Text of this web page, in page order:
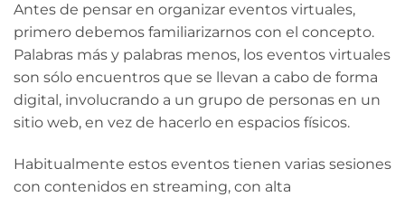
Antes de pensar en organizar eventos virtuales,
primero debemos familiarizarnos con el concepto.
Palabras más y palabras menos, los eventos virtuales
son sólo encuentros que se llevan a cabo de forma
digital, involucrando a un grupo de personas en un
sitio web, en vez de hacerlo en espacios físicos.
Habitualmente estos eventos tienen varias sesiones
con contenidos en streaming, con alta